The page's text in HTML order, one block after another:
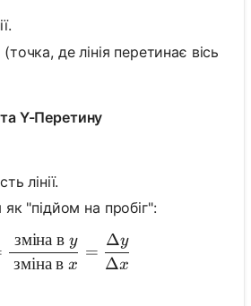
де лінія перетинає вісь
Y-Перетину
лінії.
"підйом на пробіг":
m=\frac{\text { зміна в
зміна в x
зміна в y
=
Δx
Δy